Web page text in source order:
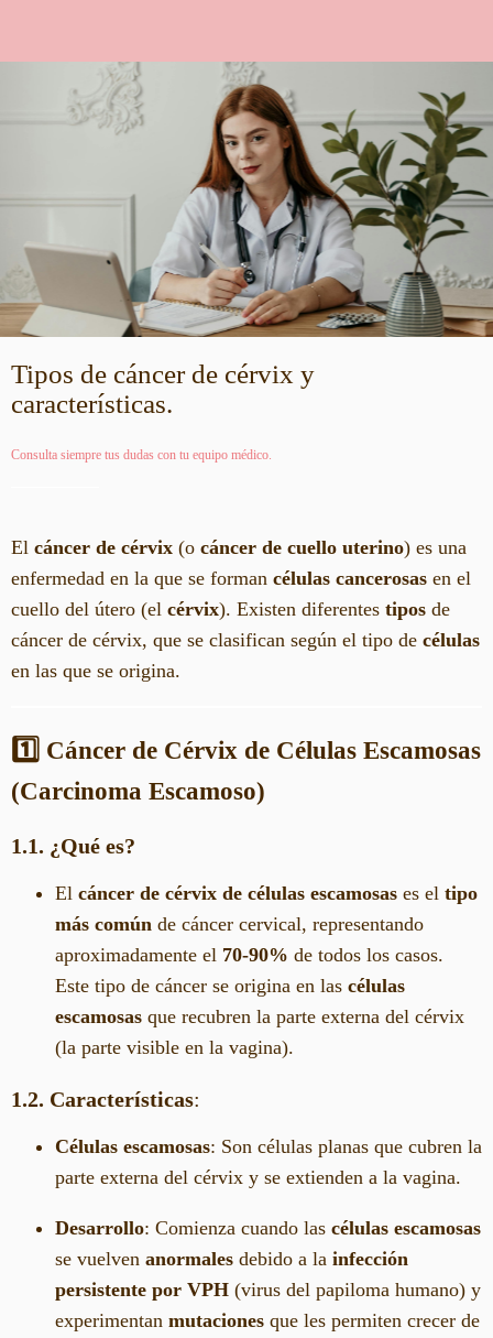
Tipos de cáncer de cérvix y
características.
Consulta siempre tus dudas con tu equipo médico.
El cáncer de cérvix (o cáncer de cuello uterino) es una
enfermedad en la que se forman células cancerosas en el
cuello del útero (el cérvix). Existen diferentes tipos de
cáncer de cérvix, que se clasifican según el tipo de células
en las que se origina.
1️⃣ Cáncer de Cérvix de Células Escamosas
(Carcinoma Escamoso)
1.1. ¿Qué es?
El cáncer de cérvix de células escamosas es el tipo
más común de cáncer cervical, representando
aproximadamente el 70-90% de todos los casos.
Este tipo de cáncer se origina en las células
escamosas que recubren la parte externa del cérvix
(la parte visible en la vagina).
1.2. Características:
Células escamosas: Son células planas que cubren la
parte externa del cérvix y se extienden a la vagina.
Desarrollo: Comienza cuando las células escamosas
se vuelven anormales debido a la infección
persistente por VPH (virus del papiloma humano) y
experimentan mutaciones que les permiten crecer de